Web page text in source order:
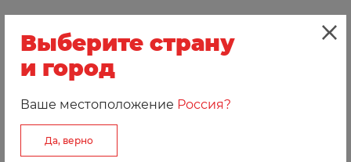
4. Теперь сложите получившийся квадрат
в конвертик, сколите булавками и отстрочите уголки
конверта.
Выберите страну
и город
Ваше местоположение Россия?
Да, верно